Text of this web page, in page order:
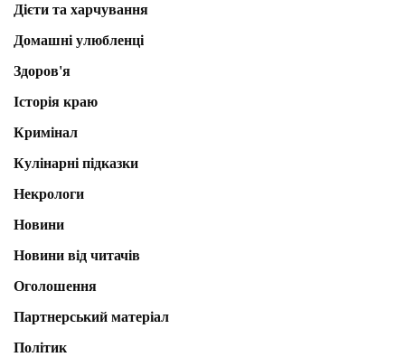
Дієти та харчування
Домашні улюбленці
Здоров'я
Історія краю
Кримінал
Кулінарні підказки
Некрологи
Новини
Новини від читачів
Оголошення
Партнерський матеріал
Політик